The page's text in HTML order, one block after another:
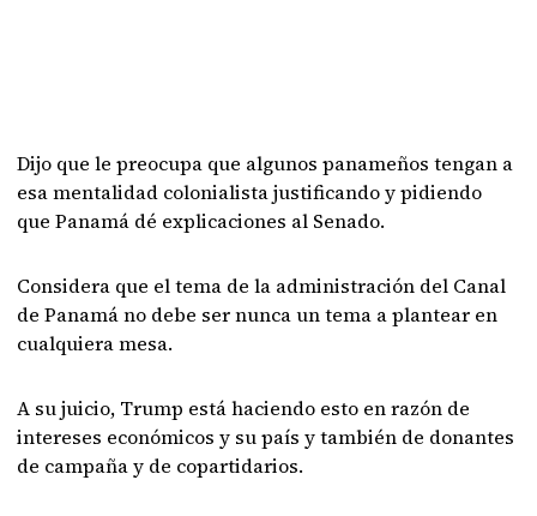
Dijo que le preocupa que algunos panameños tengan a
esa mentalidad colonialista justificando y pidiendo
que Panamá dé explicaciones al Senado.
Considera que el tema de la administración del Canal
de Panamá no debe ser nunca un tema a plantear en
cualquiera mesa.
A su juicio, Trump está haciendo esto en razón de
intereses económicos y su país y también de donantes
de campaña y de copartidarios.